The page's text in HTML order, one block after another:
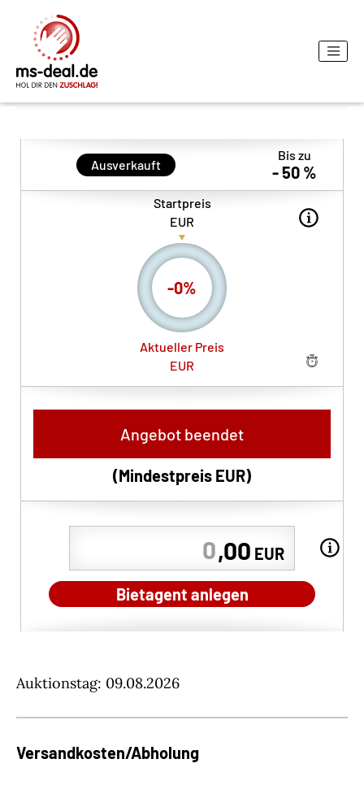
Ausverkauft
Bis zu
- 50 %
Startpreis
EUR
-0%
Aktueller Preis
EUR
Angebot beendet
(Mindestpreis EUR)
,00 EUR
Bietagent anlegen
Auktionstag: 09.08.2026
Versandkosten/Abholung